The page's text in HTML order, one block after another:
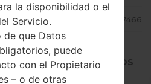
CARGAR LOS ARCHIVOS
la disponibilidad o el
Servicio.
de que Datos
puede
con el Propietario
– o de otras